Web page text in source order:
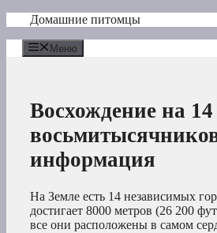
Перейти
содержимому
Домашние питомцы
Меню
Восхождение на 14
информация
На Земле есть 14 независимых
достигает 8000 метров (26 200
все они расположены в самом